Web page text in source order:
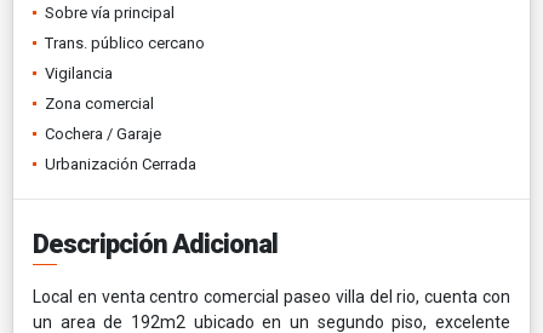
Sobre vía principal
Trans. público cercano
Vigilancia
Zona comercial
Cochera / Garaje
Urbanización Cerrada
Descripción Adicional
Local en venta centro comercial paseo villa del rio, cuenta con
un area de 192m2 ubicado en un segundo piso, excelente